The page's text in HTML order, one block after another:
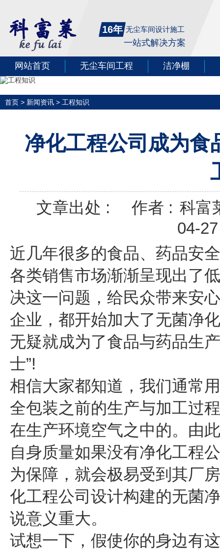
16年 无尘车间设计施工
一站式解决方案
网站首页 无尘车间工程 洁净棚
首页 > 新闻资讯 > 工程知识
净化工程公司成为食
文章出处 : 作者 : 科富
04-
近几年很多的食品、药品安
各类销售市场渐渐呈现出了
决这一问题，给民众带来安
企业，都开始加大了无菌净
无疑就成为了食品与药品生
士”!
相信大家都知道，我们通常
全包装之前的生产与加工过
在生产环境空气之中的。由
自身质量如果没有净化工程
为保障，就会极易受到其厂
化工程公司设计构建的无菌
说意义重大。
试想一下，假使你的身边有